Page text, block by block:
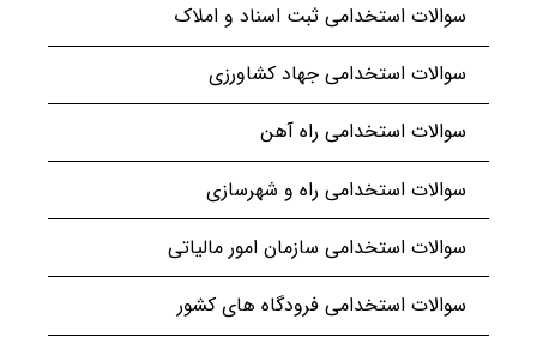
سوالات استخدامی ثبت اسناد و املاک
سوالات استخدامی جهاد کشاورزی
سوالات استخدامی راه آهن
سوالات استخدامی راه و شهرسازی
سوالات استخدامی سازمان امور مالیاتی
سوالات استخدامی فرودگاه های کشور